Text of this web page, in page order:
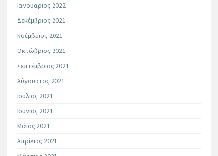
Ιανουάριος 2022
Δεκέμβριος 2021
Νοέμβριος 2021
Οκτώβριος 2021
Σεπτέμβριος 2021
Αύγουστος 2021
Ιούλιος 2021
Ιούνιος 2021
Μάιος 2021
Απρίλιος 2021